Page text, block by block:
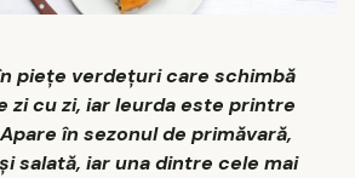
piețe verdețuri care schimbă
zi cu zi, iar leurda este printre
în sezonul de primăvară,
salată, iar una dintre cele mai